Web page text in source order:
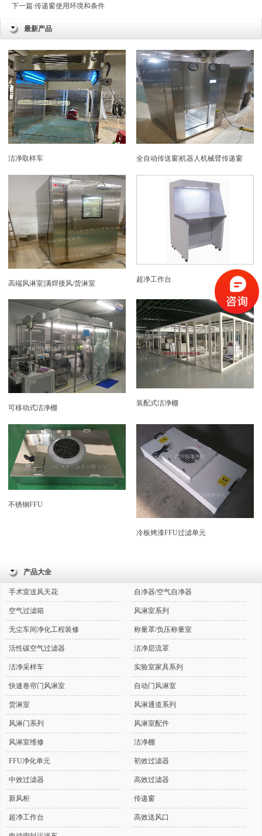
下一篇:传递窗使用环境和条件
最新产品
洁净取样车 全自动传送窗|机器人机械臂传递窗
高端风淋室|满焊接风/货淋室 超净工作台
可移动式洁净棚
装配式洁净棚
不锈钢FFU
冷板烤漆FFU过滤单元
产品大全
手术室送风天花 自净器/空气自净器
空气过滤箱 风淋室系列
无尘车间净化工程装修 称量罩/负压称量室
活性碳空气过滤器 洁净层流罩
洁净采样车 实验室家具系列
快速卷帘门风淋室 自动门风淋室
货淋室 风淋通道系列
风淋门系列 风淋室配件
风淋室维修 洁净棚
FFU净化单元 初效过滤器
中效过滤器 高效过滤器
新风柜 传递窗
超净工作台 高效送风口